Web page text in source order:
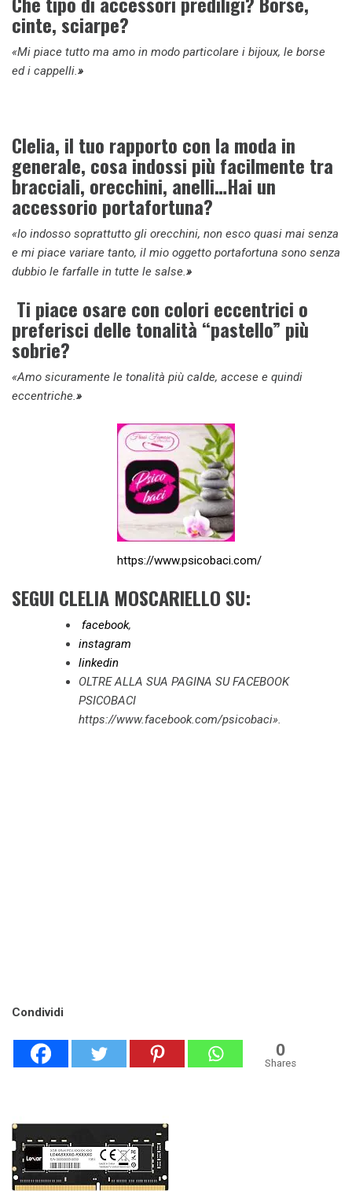
cinte, sciarpe?
«Mi piace tutto ma amo in modo particolare i bijoux, le borse
ed i cappelli.»
Clelia, il tuo rapporto con la moda in
generale, cosa indossi più facilmente tra
bracciali, orecchini, anelli…Hai un
accessorio portafortuna?
«Io indosso soprattutto gli orecchini, non esco quasi mai senza
e mi piace variare tanto, il mio oggetto portafortuna sono senza
dubbio le farfalle in tutte le salse.»
Ti piace osare con colori eccentrici o
preferisci delle tonalità “pastello” più
sobrie?
«Amo sicuramente le tonalità più calde, accese e quindi
eccentriche.»
https://www.psicobaci.com/
SEGUI CLELIA MOSCARIELLO SU:
facebook,
instagram
linkedin
OLTRE ALLA SUA PAGINA SU FACEBOOK
PSICOBACI
https://www.facebook.com/psicobaci».
Condividi
0
Shares